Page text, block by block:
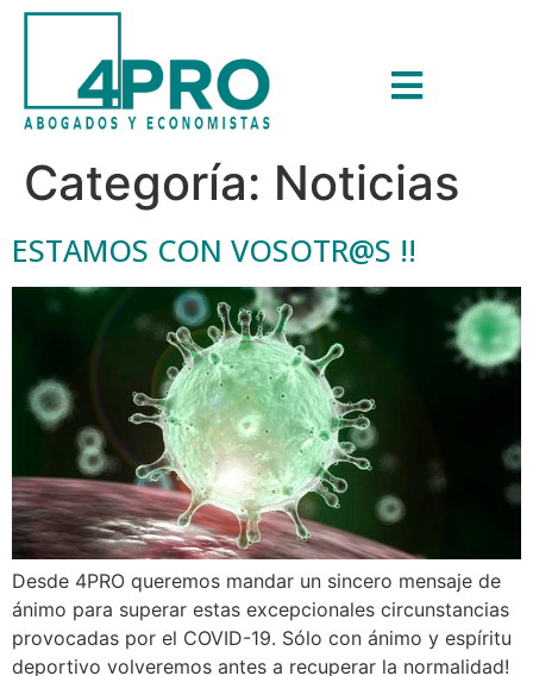
Categoría: Noticias
ESTAMOS CON VOSOTR@S !!
Desde 4PRO queremos mandar un sincero mensaje de
ánimo para superar estas excepcionales circunstancias
provocadas por el COVID-19. Sólo con ánimo y espíritu
deportivo volveremos antes a recuperar la normalidad!